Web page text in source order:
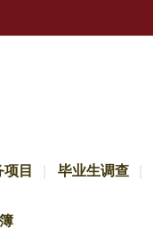
项目 毕业生调查